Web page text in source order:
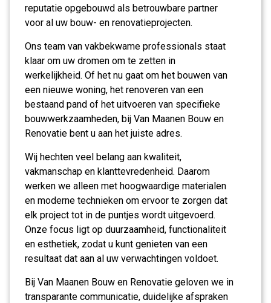
reputatie opgebouwd als betrouwbare partner
voor al uw bouw- en renovatieprojecten.
Ons team van vakbekwame professionals staat
klaar om uw dromen om te zetten in
werkelijkheid. Of het nu gaat om het bouwen van
een nieuwe woning, het renoveren van een
bestaand pand of het uitvoeren van specifieke
bouwwerkzaamheden, bij Van Maanen Bouw en
Renovatie bent u aan het juiste adres.
Wij hechten veel belang aan kwaliteit,
vakmanschap en klanttevredenheid. Daarom
werken we alleen met hoogwaardige materialen
en moderne technieken om ervoor te zorgen dat
elk project tot in de puntjes wordt uitgevoerd.
Onze focus ligt op duurzaamheid, functionaliteit
en esthetiek, zodat u kunt genieten van een
resultaat dat aan al uw verwachtingen voldoet.
Bij Van Maanen Bouw en Renovatie geloven we in
transparante communicatie, duidelijke afspraken